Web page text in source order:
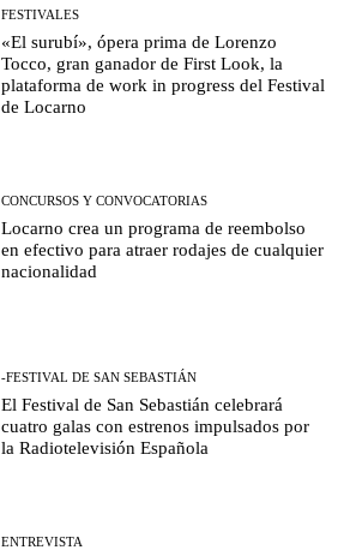
FESTIVALES
«El surubí», ópera prima de Lorenzo
Tocco, gran ganador de First Look, la
plataforma de work in progress del Festival
de Locarno
CONCURSOS Y CONVOCATORIAS
Locarno crea un programa de reembolso
en efectivo para atraer rodajes de cualquier
nacionalidad
-FESTIVAL DE SAN SEBASTIÁN
El Festival de San Sebastián celebrará
cuatro galas con estrenos impulsados por
la Radiotelevisión Española
ENTREVISTA